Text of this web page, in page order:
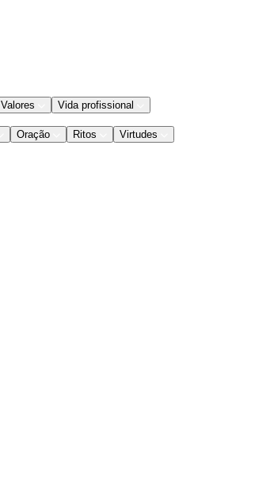
Valores Vida profissional
Oração Ritos Virtudes